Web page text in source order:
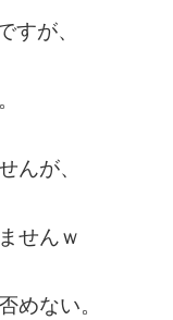
すが、
んが、
せんｗ
めない。